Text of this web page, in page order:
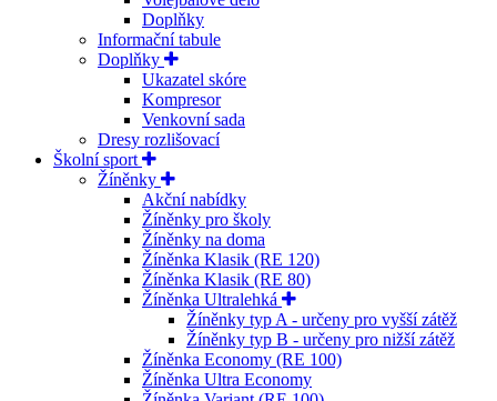
Doplňky
Informační tabule
Doplňky
Ukazatel skóre
Kompresor
Venkovní sada
Dresy rozlišovací
Školní sport
Žíněnky
Akční nabídky
Žíněnky pro školy
Žíněnky na doma
Žíněnka Klasik (RE 120)
Žíněnka Klasik (RE 80)
Žíněnka Ultralehká
Žíněnky typ A - určeny pro vyšší zátěž
Žíněnky typ B - určeny pro nižší zátěž
Žíněnka Economy (RE 100)
Žíněnka Ultra Economy